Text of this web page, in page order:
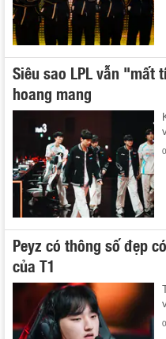
Siêu sao LPL vẫn "mất
hoang mang
Peyz có thông số đẹp
của T1